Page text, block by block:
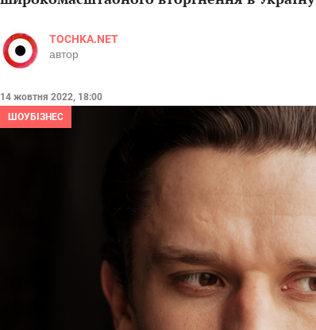
TOCHKA.NET
автор
14 жовтня 2022, 18:00
ШОУБІЗНЕС